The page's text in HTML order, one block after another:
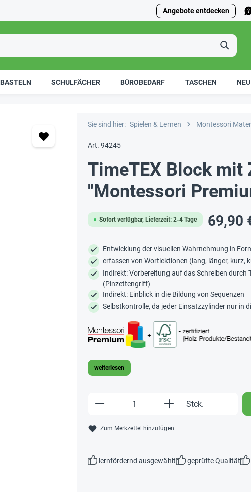
Angebote entdecken
BASTELN SCHULFÄCHER BÜROBEDARF TASCHEN NEU
Sie sind hier: Spielen & Lernen Montessori
Art. 94245
TimeTEX Block mit
"Montessori
Sofort verfügbar, Lieferzeit: 2-4 Tage 69,90
Entwicklung der visuellen Wahrnehmung in
erfassen von Wortlektionen (lang, länger, kurz,
Indirekt: Vorbereitung auf das Schreiben
(Pinzettengriff)
Indirekt: Einblick in die Bildung von Sequenzen
Selbstkontrolle, da jeder Einsatzzylinder nur in
weiterlesen
Produkt Anzahl: Gib den
Stck.
Zum Merkzettel hinzufügen
lernfördernd ausgewählt geprüfte Qualität